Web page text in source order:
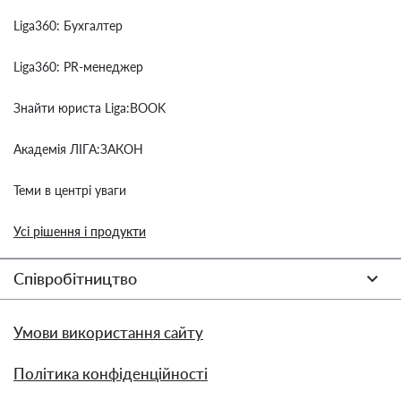
Liga360: Бухгалтер
Liga360: PR-менеджер
Знайти юриста Liga:BOOK
Академія ЛІГА:ЗАКОН
Теми в центрі уваги
Усі рішення і продукти
Співробітництво
Умови використання сайту
Політика конфіденційності